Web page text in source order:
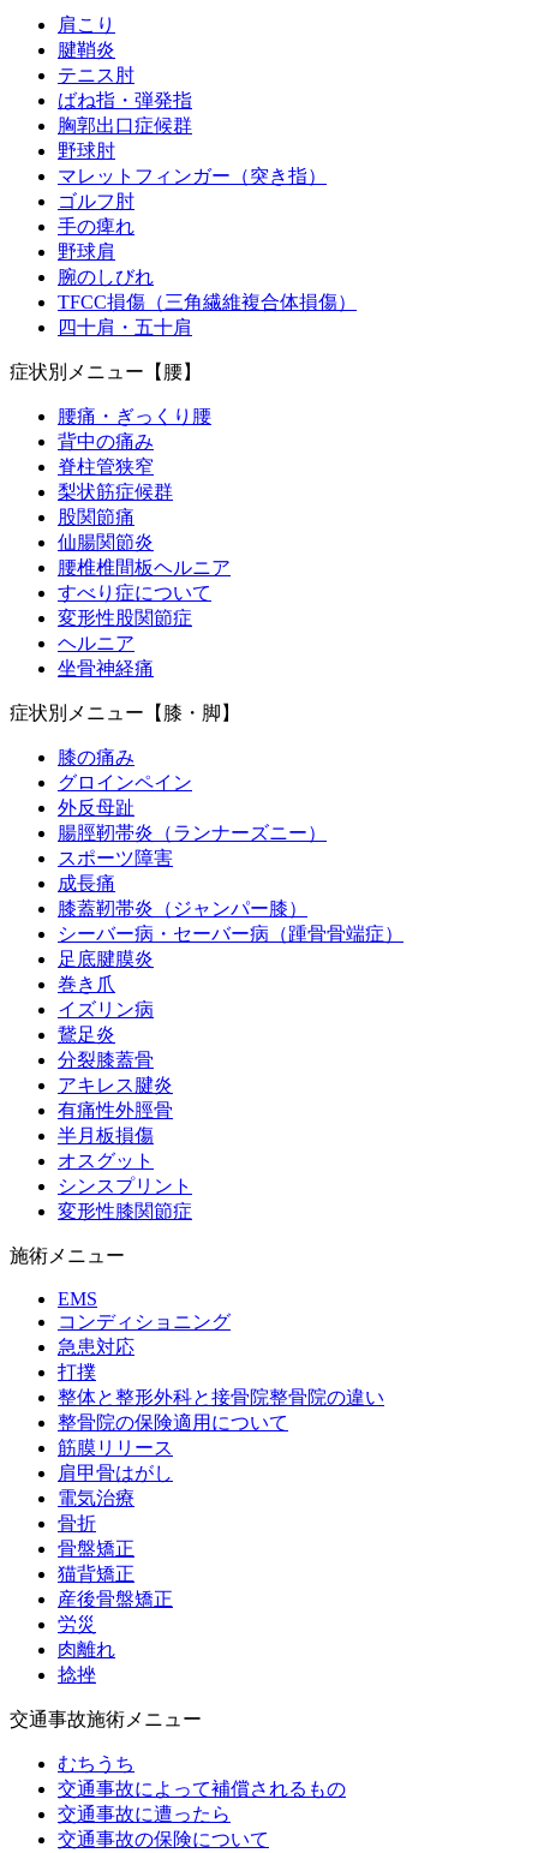
肩こり
腱鞘炎
テニス肘
ばね指・弾発指
胸郭出口症候群
野球肘
マレットフィンガー（突き指）
ゴルフ肘
手の痺れ
野球肩
腕のしびれ
TFCC損傷（三角繊維複合体損傷）
四十肩・五十肩
症状別メニュー【腰】
腰痛・ぎっくり腰
背中の痛み
脊柱管狭窄
梨状筋症候群
股関節痛
仙腸関節炎
腰椎椎間板ヘルニア
すべり症について
変形性股関節症
ヘルニア
坐骨神経痛
症状別メニュー【膝・脚】
膝の痛み
グロインペイン
外反母趾
腸脛靭帯炎（ランナーズニー）
スポーツ障害
成長痛
膝蓋靭帯炎（ジャンパー膝）
シーバー病・セーバー病（踵骨骨端症）
足底腱膜炎
巻き爪
イズリン病
鵞足炎
分裂膝蓋骨
アキレス腱炎
有痛性外脛骨
半月板損傷
オスグット
シンスプリント
変形性膝関節症
施術メニュー
EMS
コンディショニング
急患対応
打撲
整体と整形外科と接骨院整骨院の違い
整骨院の保険適用について
筋膜リリース
肩甲骨はがし
電気治療
骨折
骨盤矯正
猫背矯正
産後骨盤矯正
労災
肉離れ
捻挫
交通事故施術メニュー
むちうち
交通事故によって補償されるもの
交通事故に遭ったら
交通事故の保険について